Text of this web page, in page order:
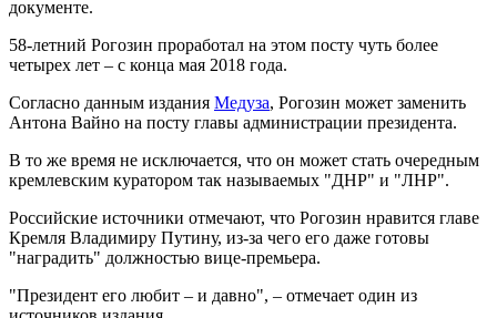
документе.
58-летний Рогозин проработал на этом посту чуть более
четырех лет – с конца мая 2018 года.
Согласно данным издания Медуза, Рогозин может заменить
Антона Вайно на посту главы администрации президента.
В то же время не исключается, что он может стать очередным
кремлевским куратором так называемых "ДНР" и "ЛНР".
Российские источники отмечают, что Рогозин нравится главе
Кремля Владимиру Путину, из-за чего его даже готовы
"наградить" должностью вице-премьера.
"Президент его любит – и давно", – отмечает один из